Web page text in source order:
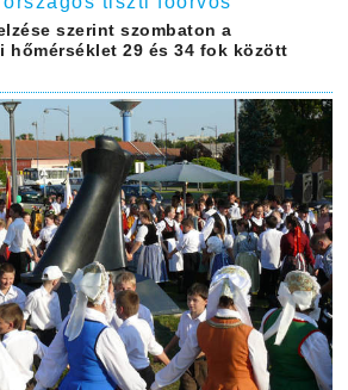
szerint szombaton a
hőmérséklet 29 és 34 fok között